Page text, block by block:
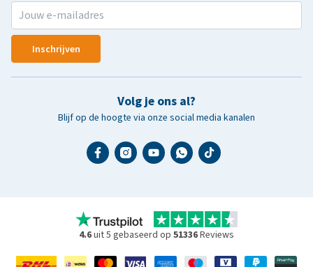
Inschrijven
Volg je ons al?
Blijf op de hoogte via onze social media kanalen
4.6uit 5 gebaseerd op 51336Reviews